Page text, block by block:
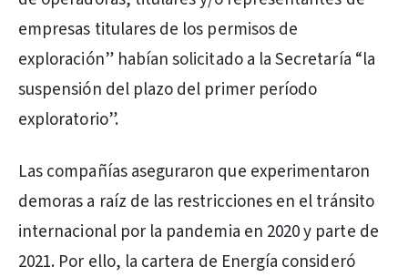
empresas titulares de los permisos de
exploración” habían solicitado a la Secretaría “la
suspensión del plazo del primer período
exploratorio”.
Las compañías aseguraron que experimentaron
demoras a raíz de las restricciones en el tránsito
internacional por la pandemia en 2020 y parte de
2021. Por ello, la cartera de Energía consideró